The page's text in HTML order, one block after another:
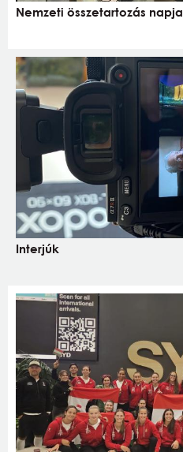
Nemzeti összetartozás napja
Interjúk